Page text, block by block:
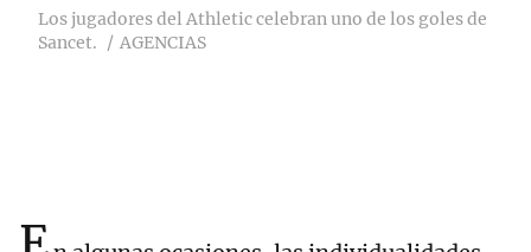
Los jugadores del Athletic celebran uno de los goles de
Sancet.
AGENCIAS